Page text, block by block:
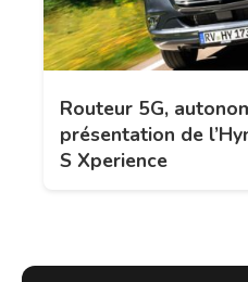
Routeur 5G,
présentation de
S Xperience